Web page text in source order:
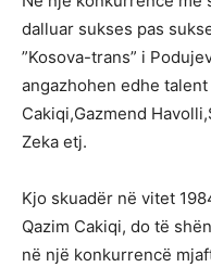
dalluar sukses pas
”Kosova-trans” i
angazhohen edhe
Cakiqi,Gazmend
Zeka etj.
Kjo skuadër në vitet
Qazim Cakiqi, do të
në një konkurrencë